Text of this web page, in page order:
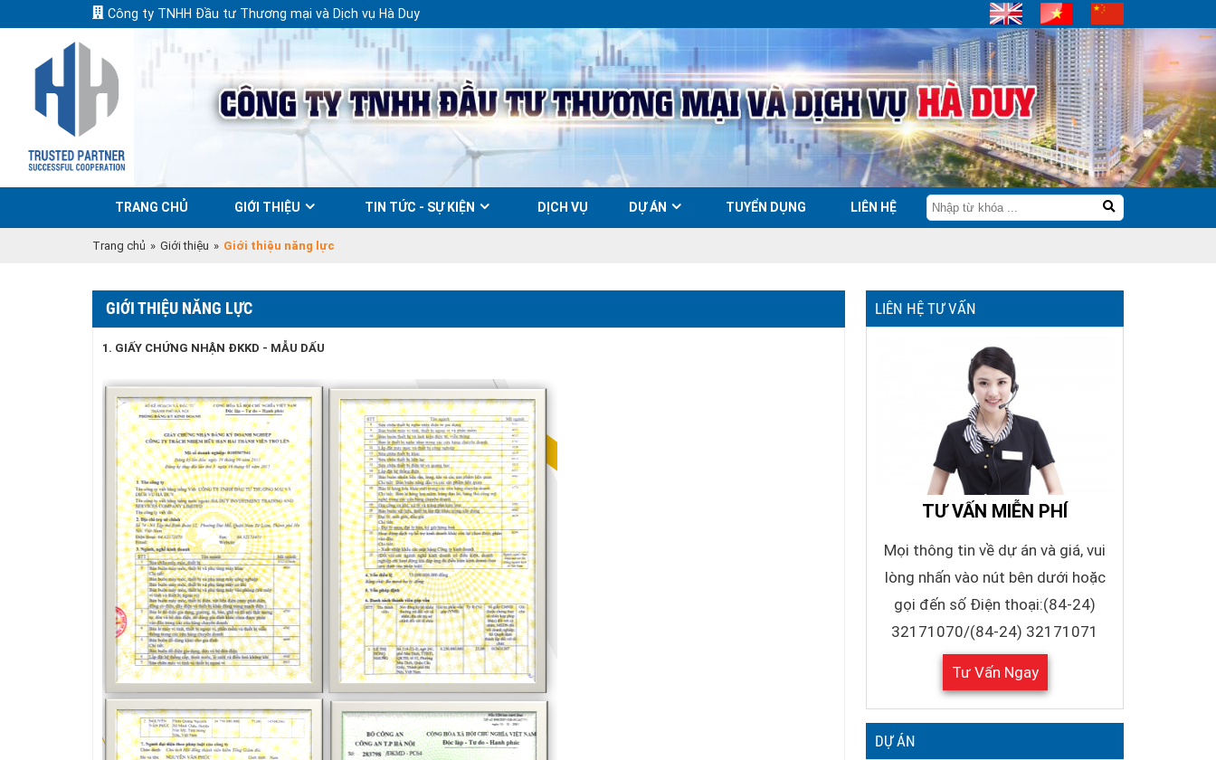
Công ty TNHH Đầu tư Thương mại và Dịch vụ Hà Duy
TRANG CHỦ GIỚI THIỆU TIN TỨC - SỰ KIỆN DỊCH VỤ DỰ ÁN TUYỂN DỤNG LIÊN HỆ
Trang chủ » Giới thiệu » Giới thiệu năng lực
GIỚI THIỆU NĂNG LỰC
1. GIẤY CHỨNG NHẬN ĐKKD - MẪU DẤU
LIÊN HỆ TƯ VẤN
TƯ VẤN MIỄN PHÍ
Mọi thông tin về dự án và giá, vui
lòng nhấn vào nút bên dưới hoặc
gọi đến số Điện thoại:(84-24)
32171070/(84-24) 32171071
Tư Vấn Ngay
DỰ ÁN